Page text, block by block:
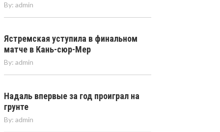
By: admin
Ястремская уступила в финальном
матче в Кань-сюр-Мер
By: admin
Надаль впервые за год проиграл на
грунте
By: admin